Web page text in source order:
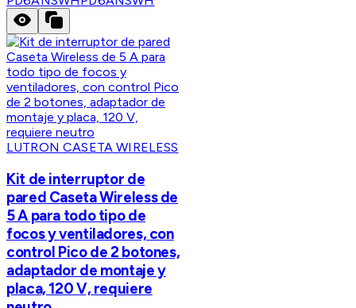
LUTRON CASETA WIRELESS
Kit de interruptor de
pared Caseta Wireless de
5 A para todo tipo de
focos y ventiladores, con
control Pico de 2 botones,
adaptador de montaje y
placa, 120 V, requiere